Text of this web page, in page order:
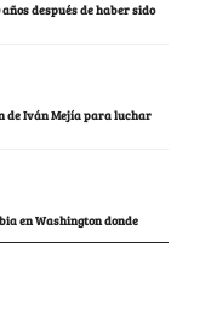
después de haber sido
de Iván Mejía para luchar
en Washington donde